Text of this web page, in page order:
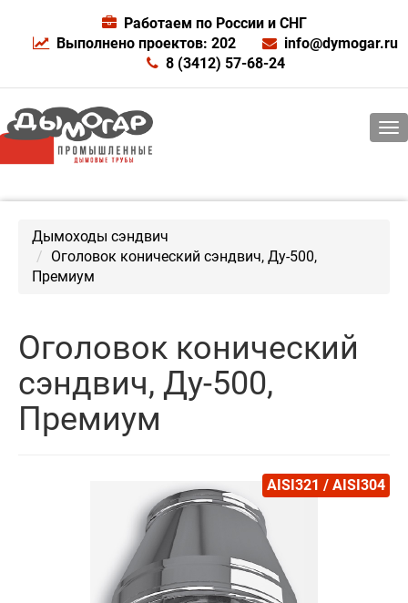
Работаем по России и СНГ
Выполнено проектов: 202
info@dymogar.ru
8 (3412) 57-68-24
Дымоходы сэндвич
Оголовок конический сэндвич, Ду-500,
Премиум
Оголовок конический
сэндвич, Ду-500,
Премиум
AISI321 / AISI304